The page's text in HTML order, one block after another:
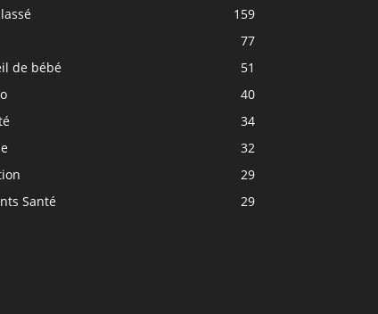
159
77
de bébé
51
40
34
32
29
Santé
29